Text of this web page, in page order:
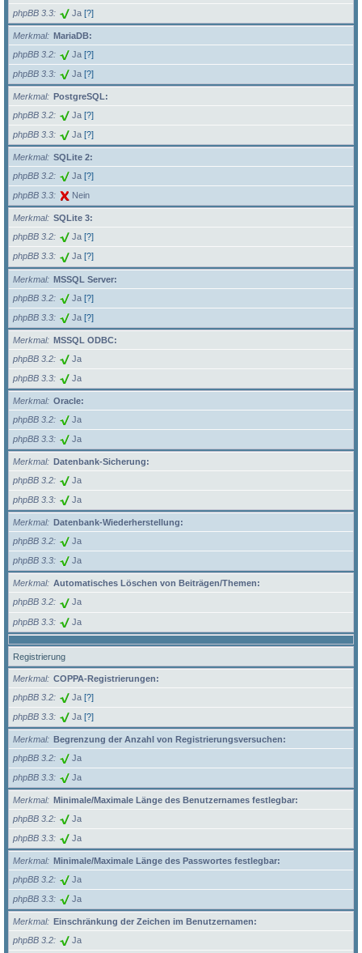
phpBB 3.3 Ja [?]
Merkmal
MariaDB:
phpBB 3.2
Ja [?]
phpBB 3.3 Ja [?]
Merkmal
PostgreSQL:
phpBB 3.2
Ja [?]
phpBB 3.3 Ja [?]
Merkmal
SQLite 2:
phpBB 3.2
Ja [?]
phpBB 3.3 Nein
Merkmal
SQLite 3:
phpBB 3.2
Ja [?]
phpBB 3.3 Ja [?]
Merkmal
MSSQL Server:
phpBB 3.2
Ja [?]
phpBB 3.3 Ja [?]
Merkmal
MSSQL ODBC:
phpBB 3.2
Ja
phpBB 3.3 Ja
Merkmal
Oracle:
phpBB 3.2
Ja
phpBB 3.3 Ja
Merkmal
Datenbank-Sicherung:
phpBB 3.2
Ja
phpBB 3.3 Ja
Merkmal
Datenbank-Wiederherstellung:
phpBB 3.2
Ja
phpBB 3.3 Ja
Merkmal
Automatisches Löschen von Beiträgen/Themen:
phpBB 3.2
Ja
phpBB 3.3 Ja
Registrierung
Merkmal
COPPA-Registrierungen:
phpBB 3.2
Ja [?]
phpBB 3.3 Ja [?]
Merkmal
Begrenzung der Anzahl von Registrierungsversuchen:
phpBB 3.2
Ja
phpBB 3.3 Ja
Merkmal
Minimale/Maximale Länge des Benutzernames festlegbar:
phpBB 3.2
Ja
phpBB 3.3 Ja
Merkmal
Minimale/Maximale Länge des Passwortes festlegbar:
phpBB 3.2
Ja
phpBB 3.3 Ja
Merkmal
Einschränkung der Zeichen im Benutzernamen:
phpBB 3.2
Ja